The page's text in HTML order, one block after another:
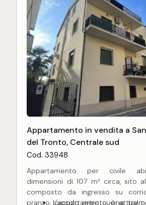
Appartamento in vendita a
del Tronto, Centrale sud
Cod. 33948
Appartamento per civile
dimensioni di 107 m² circa, sito
composto da ingresso su
pranzo, piccolo retro cucina, tre
L'appartamento è